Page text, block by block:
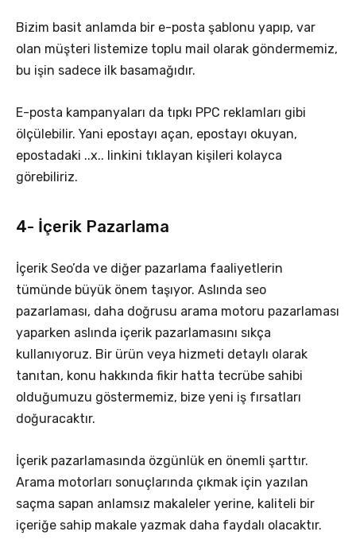
Bizim basit anlamda bir e-posta şablonu yapıp, var
olan müşteri listemize toplu mail olarak göndermemiz,
bu işin sadece ilk basamağıdır.
E-posta kampanyaları da tıpkı PPC reklamları gibi
ölçülebilir. Yani epostayı açan, epostayı okuyan,
epostadaki ..x.. linkini tıklayan kişileri kolayca
görebiliriz.
4- İçerik Pazarlama
İçerik Seo’da ve diğer pazarlama faaliyetlerin
tümünde büyük önem taşıyor. Aslında seo
pazarlaması, daha doğrusu arama motoru pazarlaması
yaparken aslında içerik pazarlamasını sıkça
kullanıyoruz. Bir ürün veya hizmeti detaylı olarak
tanıtan, konu hakkında fikir hatta tecrübe sahibi
olduğumuzu göstermemiz, bize yeni iş fırsatları
doğuracaktır.
İçerik pazarlamasında özgünlük en önemli şarttır.
Arama motorları sonuçlarında çıkmak için yazılan
saçma sapan anlamsız makaleler yerine, kaliteli bir
içeriğe sahip makale yazmak daha faydalı olacaktır.